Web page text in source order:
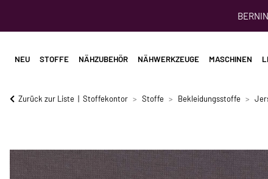
NEU STOFFE NÄHZUBEHÖR NÄHWERKZEUGE MASCHINEN
Zurück zur Liste Stoffekontor Stoffe Bekleidungsstoffe